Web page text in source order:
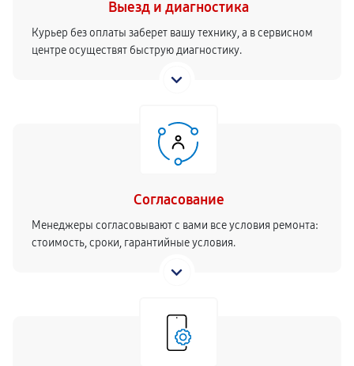
Выезд и диагностика
Курьер без оплаты заберет вашу технику, а в сервисном
центре осуществят быструю диагностику.
Согласование
Менеджеры согласовывают с вами все условия ремонта:
стоимость, сроки, гарантийные условия.